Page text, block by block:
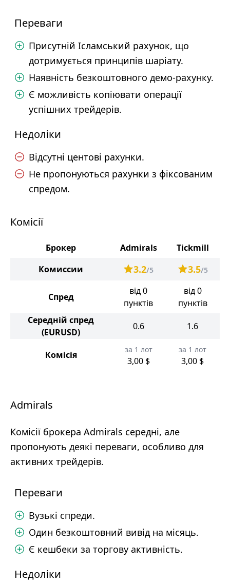
Переваги
Присутній Ісламський рахунок, що
дотримується принципів шаріату.
Наявність безкоштовного демо-рахунку.
Є можливість копіювати операції
успішних трейдерів.
Недоліки
Відсутні центові рахунки.
Не пропонуються рахунки з фіксованим
спредом.
Комісії
Брокер Admirals
Tickmill
Комиссии
3.2/5 3.5/5
Спред
від 0
пунктів
від 0
пунктів
Середній спред
(EURUSD)
0.6 1.6
Комісія за 1 лот
3,00 $
за 1 лот
3,00 $
Admirals
Комісії брокера Admirals середні, але
пропонують деякі переваги, особливо для
активних трейдерів.
Переваги
Вузькі спреди.
Один безкоштовний вивід на місяць.
Є кешбеки за торгову активність.
Недоліки